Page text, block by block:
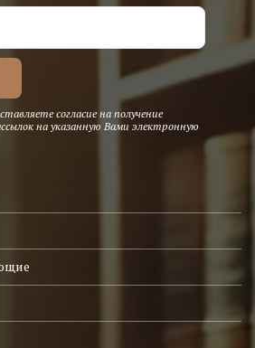
согласие на получение
на указанную Вами электронную